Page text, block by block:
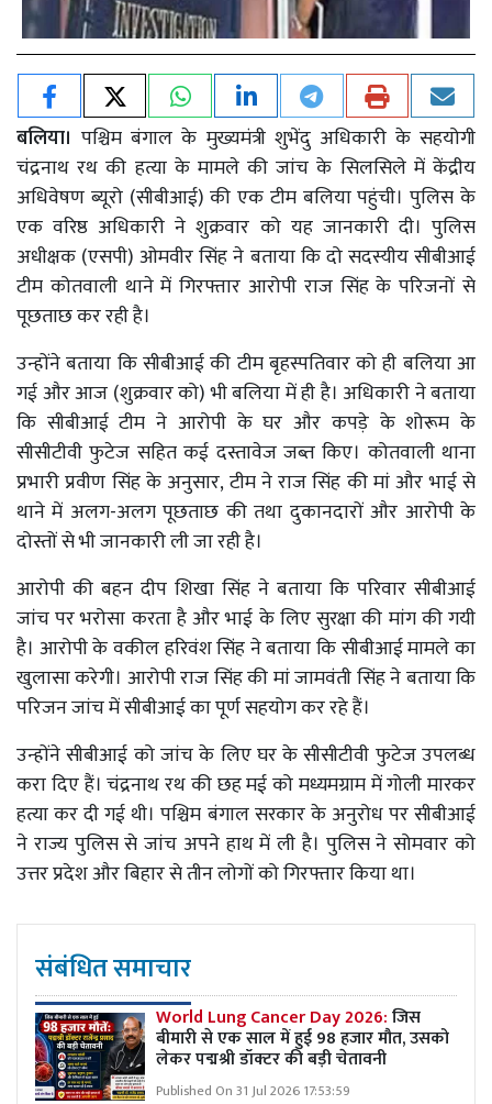
बलिया। पश्चिम बंगाल के मुख्यमंत्री शुभेंदु अधिकारी के सहयोगी
चंद्रनाथ रथ की हत्या के मामले की जांच के सिलसिले में केंद्रीय
अधिवेषण ब्यूरो (सीबीआई) की एक टीम बलिया पहुंची। पुलिस के
एक वरिष्ठ अधिकारी ने शुक्रवार को यह जानकारी दी। पुलिस
अधीक्षक (एसपी) ओमवीर सिंह ने बताया कि दो सदस्यीय सीबीआई
टीम कोतवाली थाने में गिरफ्तार आरोपी राज सिंह के परिजनों से
पूछताछ कर रही है।
उन्होंने बताया कि सीबीआई की टीम बृहस्पतिवार को ही बलिया आ
गई और आज (शुक्रवार को) भी बलिया में ही है। अधिकारी ने बताया
कि सीबीआई टीम ने आरोपी के घर और कपड़े के शोरूम के
सीसीटीवी फुटेज सहित कई दस्तावेज जब्त किए। कोतवाली थाना
प्रभारी प्रवीण सिंह के अनुसार, टीम ने राज सिंह की मां और भाई से
थाने में अलग-अलग पूछताछ की तथा दुकानदारों और आरोपी के
दोस्तों से भी जानकारी ली जा रही है।
आरोपी की बहन दीप शिखा सिंह ने बताया कि परिवार सीबीआई
जांच पर भरोसा करता है और भाई के लिए सुरक्षा की मांग की गयी
है। आरोपी के वकील हरिवंश सिंह ने बताया कि सीबीआई मामले का
खुलासा करेगी। आरोपी राज सिंह की मां जामवंती सिंह ने बताया कि
परिजन जांच में सीबीआई का पूर्ण सहयोग कर रहे हैं।
उन्होंने सीबीआई को जांच के लिए घर के सीसीटीवी फुटेज उपलब्ध
करा दिए हैं। चंद्रनाथ रथ की छह मई को मध्यमग्राम में गोली मारकर
हत्या कर दी गई थी। पश्चिम बंगाल सरकार के अनुरोध पर सीबीआई
ने राज्य पुलिस से जांच अपने हाथ में ली है। पुलिस ने सोमवार को
उत्तर प्रदेश और बिहार से तीन लोगों को गिरफ्तार किया था।
संबंधित समाचार
World Lung Cancer Day 2026:जिस
बीमारी से एक साल में हुई 98 हजार मौत, उसको
लेकर पद्मश्री डॉक्टर की बड़ी चेतावनी
Published On 31 Jul 2026 17:53:59